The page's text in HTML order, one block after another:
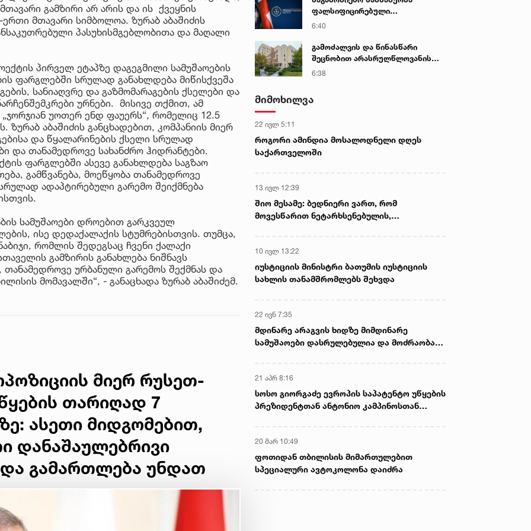
გამზირი არ არის და ის ქვეყნის
მთავარი სიმბოლოა. ზურაბ აბაშიძის
პასუხისმგებლობითა და მაღალი
პირველ ეტაპზე დაგეგმილი სამუშაოების
ფარგლებში სრულად განახლდება მიწისქვეშა
სანიაღვრე და გაზმომარაგების ქსელები და
ურნები. მისივე თქმით, ამ
უოთერ ენდ ფაუერს“, რომელიც 12.5
აბაშიძის განცხადებით, კომპანიის მიერ
და წყალარინების ქსელი სრულად
და თანამედროვე სახანძრო ჰიდრანტები.
ფარგლებში ასევე განახლდება საგზაო
გამწვანება, მოეწყობა თანამედროვე
ადაპტირებული გარემო შეიქმნება
სამუშაოები დროებით გარკვეულ
ისე დედაქალაქის სტუმრებისთვის. თუმცა,
რომლის შედეგსაც ჩვენი ქალაქი
გამზირის განახლება ნიშნავს
ურბანული გარემოს შექმნას და
მომავალში“, - განაცხადა ზურაბ აბაშიძემ.
მიერ რუსეთ-
თარიღად 7
ასეთი მიდგომებით,
დანაშაულებრივი
გამართლება უნდათ
დაუსწრებლად დაიწყო
ფალსიფიცირებული
ალკოჰოლური სასმელებისა და
დამზადება-გასაღების ფაქტზე 3
პირი დააკავა
6:40
გამოძალვის და წინასწარი
შეცნობით არასრულწლოვანის
გამოსახულების შემცველი
გავრცელების ფაქტებზე, ერთ
6:38
მიმოხილვა
22 ივლ 5:11
როგორი ამინდია მოსალოდნელი დღეს
საქართველოში
13 ივლ 12:39
შიო მესამე: ბედნიერი ვართ, რომ
მოვესწარით ნეტარხსენებულის,
10 ივლ 13:22
იუსტიციის მინისტრი ბათუმის იუსტიციის
სახლის თანამშრომლებს შეხვდა
22 ივნ 7:35
მდინარე არაგვის ხიდზე მიმდინარე
სამუშაოები დასრულებულია და მოძრაობა
21 აპრ 8:16
სოსო გიორგაძე ევროპის საპატენტო უწყების
პრეზიდენტთან ანტონიო კამპინოსთან
20 მარ 10:49
ფოთიდან თბილისის მიმართულებით
სპეციალური ავტოკოლონა დაიძრა